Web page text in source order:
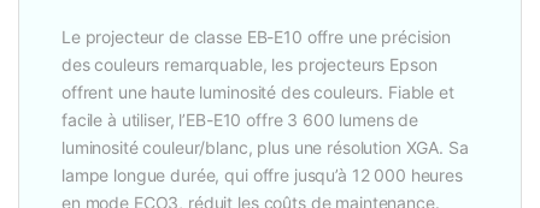
Le projecteur de classe EB-E10 offre une précision
des couleurs remarquable, les projecteurs Epson
offrent une haute luminosité des couleurs. Fiable et
facile à utiliser, l’EB-E10 offre 3 600 lumens de
luminosité couleur/blanc, plus une résolution XGA. Sa
lampe longue durée, qui offre jusqu’à 12 000 heures
en mode ECO3, réduit les coûts de maintenance.